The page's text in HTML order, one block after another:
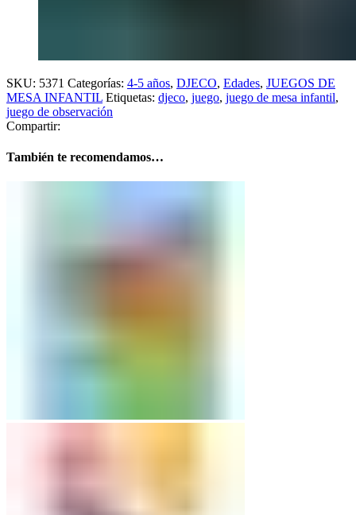
SKU: 5371 Categorías: 4-5 años, DJECO, Edades, JUEGOS DE
MESA INFANTIL Etiquetas: djeco, juego, juego de mesa infantil,
juego de observación
Compartir:
También te recomendamos…